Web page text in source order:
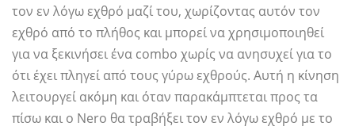
τον εν λόγω εχθρό μαζί του, χωρίζοντας αυτόν τον
εχθρό από το πλήθος και μπορεί να χρησιμοποιηθεί
για να ξεκινήσει ένα combo χωρίς να ανησυχεί για το
ότι έχει πληγεί από τους γύρω εχθρούς. Αυτή η κίνηση
λειτουργεί ακόμη και όταν παρακάμπτεται προς τα
πίσω και ο Nero θα τραβήξει τον εν λόγω εχθρό με το